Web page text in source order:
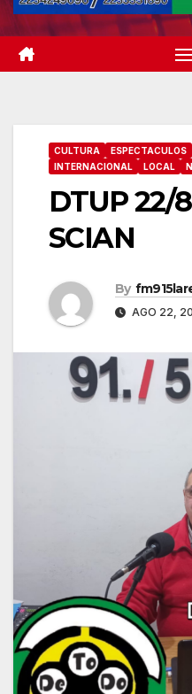
CULTURA ESPECTACULOS
INTERNACIONAL
LOCAL
DTUP 22/
SCIAN
By
AGO 22,